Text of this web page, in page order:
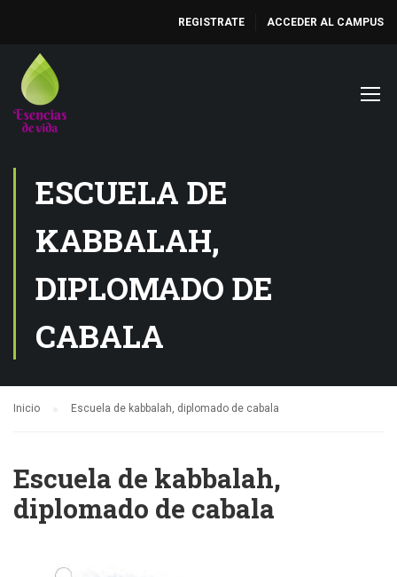
REGISTRATE ACCEDER AL CAMPUS
ESCUELA DE
KABBALAH,
DIPLOMADO DE
CABALA
Inicio Escuela de kabbalah, diplomado de cabala
Escuela de kabbalah,
diplomado de cabala